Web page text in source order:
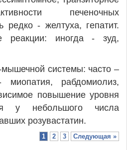
печеночных
редко - желтуха, гепатит.
реакции: иногда - зуд,
системы: часто –
рабдомиолиз,
повышение уровня
у небольшого числа
розувастатин.
1 2 3 Следующая »